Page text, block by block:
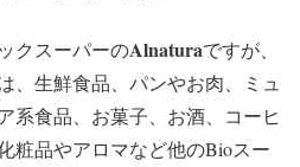
クスーパーのAlnaturaですが、
、生鮮食品、パンやお肉、ミュ
系食品、お菓子、お酒、コーヒ
粧品やアロマなど他のBioスー